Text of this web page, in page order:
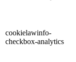
cookielawinfo-
checkbox-analytics